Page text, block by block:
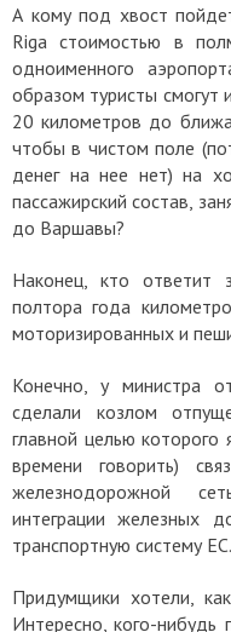
А кому под хвост
Riga стоимостью в
одноименного
образом туристы смогут
20 километров до
чтобы в чистом поле
денег на нее нет) на
пассажирский состав,
до Варшавы?
Наконец, кто ответит
полтора года
моторизированных и
Конечно, у министра
сделали козлом
главной целью
времени говорить)
железнодорожной
интеграции железных
транспортную систему ЕС.
Придумщики хотели,
Интересно, кого-